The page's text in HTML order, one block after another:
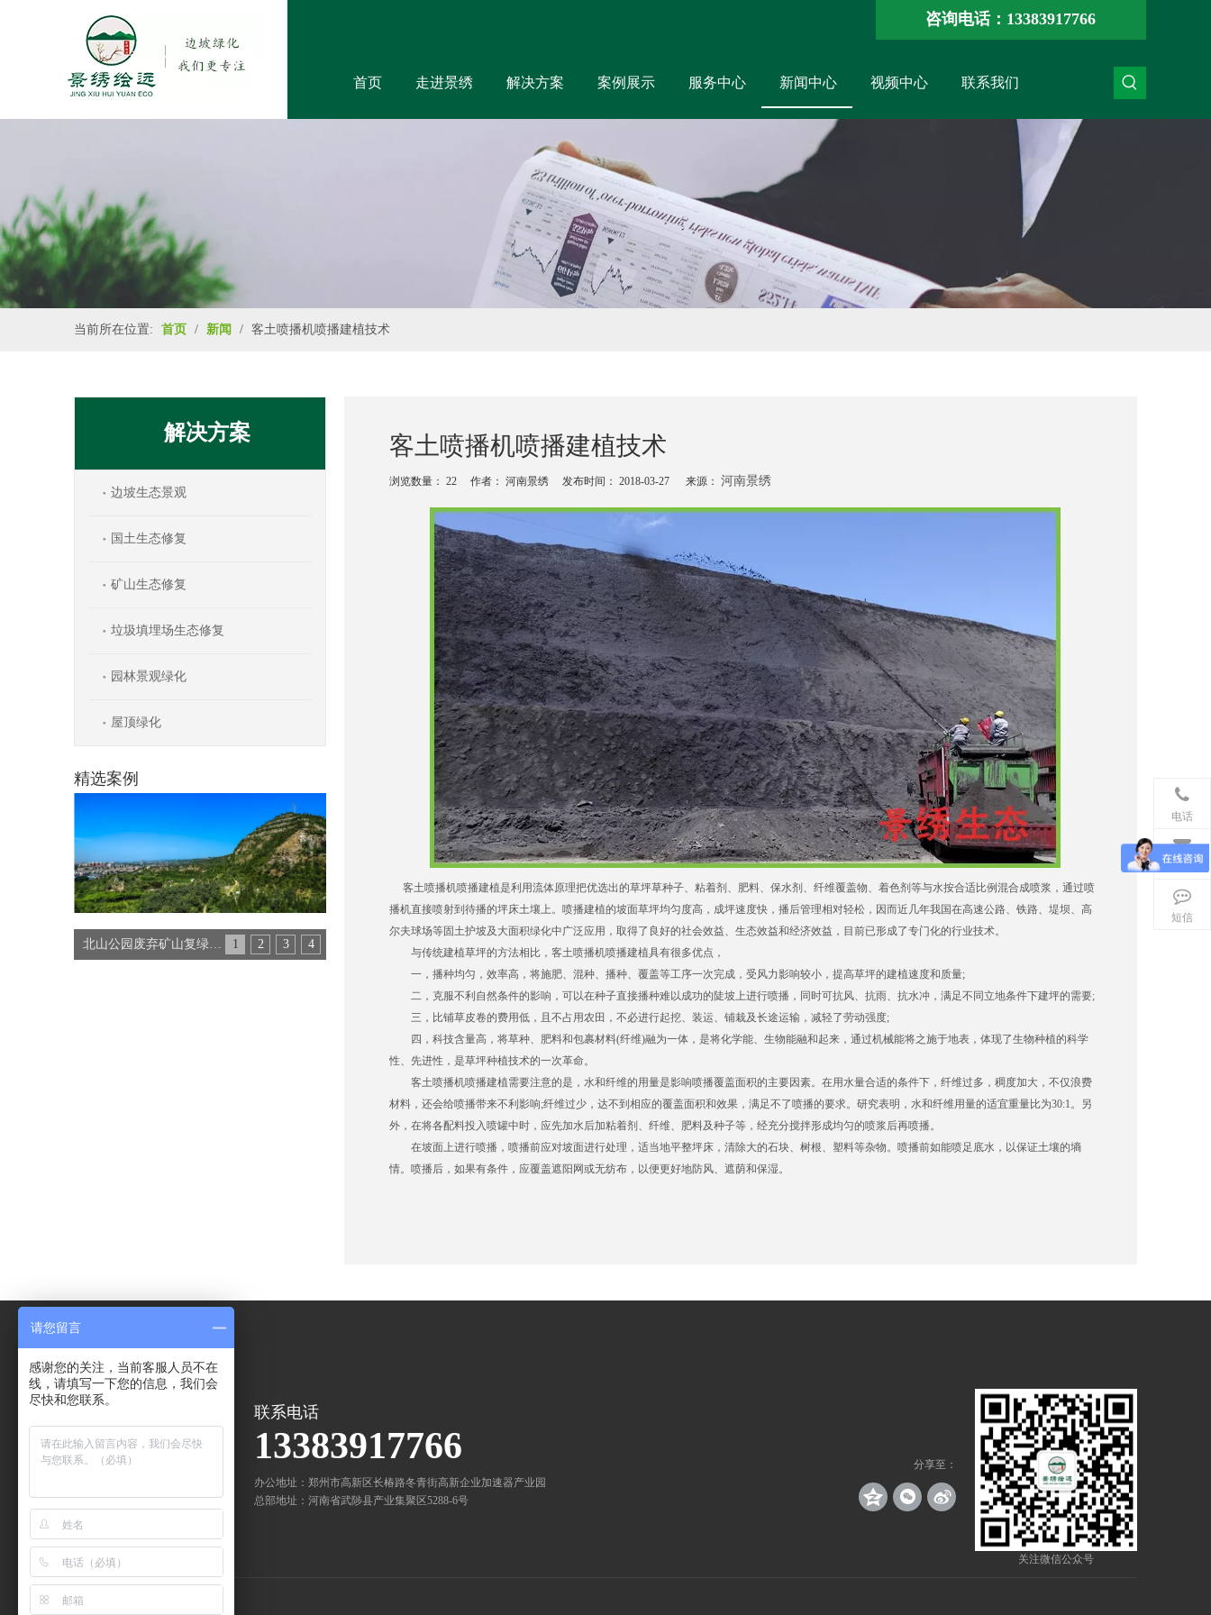
咨询电话：13383917766
首页 走进景绣 解决方案 案例展示 服务中心 新闻中心 视频中心 联系我们
当前所在位置: 首页 / 新闻 / 客土喷播机喷播建植技术
解决方案
边坡生态景观
国土生态修复
矿山生态修复
垃圾填埋场生态修复
园林景观绿化
屋顶绿化
精选案例
1 2 3 4
北山公园废弃矿山复绿工程
客土喷播机喷播建植技术
浏览数量： 22 作者： 河南景绣 发布时间： 2018-03-27 来源： 河南景绣
["wechat","weibo","qzone","douban","email"]
客土喷播机喷播建植是利用流体原理把优选出的草坪草种子、粘着剂、肥料、保水剂、纤维覆盖物、着色剂等与水按合适比例混合成喷浆，通过喷
播机直接喷射到待播的坪床土壤上。喷播建植的坡面草坪均匀度高，成坪速度快，播后管理相对轻松，因而近几年我国在高速公路、铁路、堤坝、高
尔夫球场等固土护坡及大面积绿化中广泛应用，取得了良好的社会效益、生态效益和经济效益，目前已形成了专门化的行业技术。
与传统建植草坪的方法相比，客土喷播机喷播建植具有很多优点，
一，播种均匀，效率高，将施肥、混种、播种、覆盖等工序一次完成，受风力影响较小，提高草坪的建植速度和质量;
二，克服不利自然条件的影响，可以在种子直接播种难以成功的陡坡上进行喷播，同时可抗风、抗雨、抗水冲，满足不同立地条件下建坪的需要;
三，比铺草皮卷的费用低，且不占用农田，不必进行起挖、装运、铺栽及长途运输，减轻了劳动强度;
四，科技含量高，将草种、肥料和包裹材料(纤维)融为一体，是将化学能、生物能融和起来，通过机械能将之施于地表，体现了生物种植的科学
性、先进性，是草坪种植技术的一次革命。
客土喷播机喷播建植需要注意的是，水和纤维的用量是影响喷播覆盖面积的主要因素。在用水量合适的条件下，纤维过多，稠度加大，不仅浪费
材料，还会给喷播带来不利影响;纤维过少，达不到相应的覆盖面积和效果，满足不了喷播的要求。研究表明，水和纤维用量的适宜重量比为30:1。另
外，在将各配料投入喷罐中时，应先加水后加粘着剂、纤维、肥料及种子等，经充分搅拌形成均匀的喷浆后再喷播。
在坡面上进行喷播，喷播前应对坡面进行处理，适当地平整坪床，清除大的石块、树根、塑料等杂物。喷播前如能喷足底水，以保证土壤的墒
情。喷播后，如果有条件，应覆盖遮阳网或无纺布，以便更好地防风、遮荫和保湿。
联系电话
13383917766
办公地址：郑州市高新区长椿路冬青街高新企业加速器产业园
总部地址：河南省武陟县产业集聚区5288-6号
分享至：
关注微信公众号
友情链接：
电话
邮箱
短信
请您留言
感谢您的关注，当前客服人员不在
线，请填写一下您的信息，我们会
尽快和您联系。